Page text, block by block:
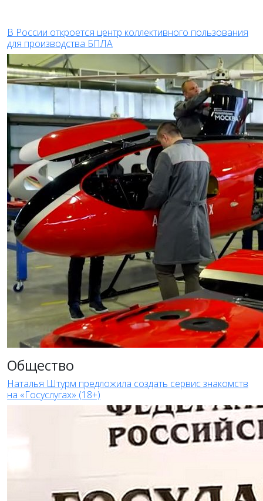
В России откроется центр коллективного пользования
для производства БПЛА
Общество
Наталья Штурм предложила создать сервис знакомств
на «Госуслугах» (18+)